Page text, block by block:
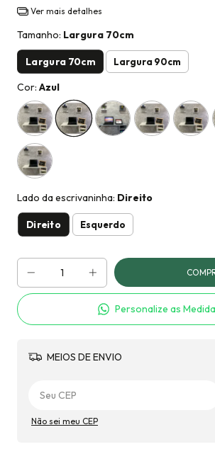
Ver mais detalhes
Tamanho: Largura 70cm
Largura 70cm Largura 90cm
Cor: Azul
Lado da escrivaninha: Direito
Direito Esquerdo
Personalize as
MEIOS DE ENVIO
Não sei meu CEP